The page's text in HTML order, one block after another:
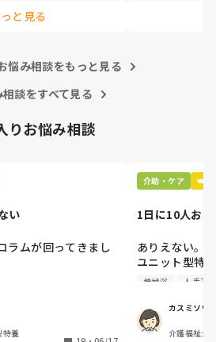
く取りに行け
他の職員さんが見
」と教えて頂きま
ございます😭
的な言動が多いので、
ことに気づいてない
コーダーでそいつの
、出るとこ出ちゃう
と見る
悩み相談をもっと見る
談をすべて見る
りお悩み相談
い
ラムが回ってきまし
いました。
特養
介助・ケア 👑殿
1日に10人お
ありえない。
ユニット型特
人手不足で入
ました。
午前中に5人
5人入れて下
機械浴 人手不足
カスミソウ
介護福祉士,